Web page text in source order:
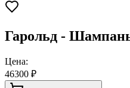
Гарольд -
Цена:
46300 ₽